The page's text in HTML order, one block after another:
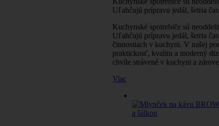
Uľahčujú prípravu jedál, šetria
Kuchynské spotrebiče sú
Uľahčujú prípravu jedál, šetria
činnostiach v kuchyni. V našej
praktickosť, kvalitu a moderný
chvíle strávené v kuchyni a
Viac